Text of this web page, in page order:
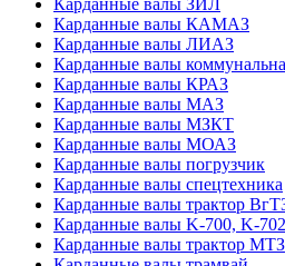
Карданные валы ЗИЛ
Карданные валы КАМАЗ
Карданные валы ЛИАЗ
Карданные валы
Карданные валы КРАЗ
Карданные валы МАЗ
Карданные валы МЗКТ
Карданные валы МОАЗ
Карданные валы погрузчик
Карданные валы спецтехника
Карданные валы трактор
Карданные валы K-700, K-702
Карданные валы трактор МТЗ